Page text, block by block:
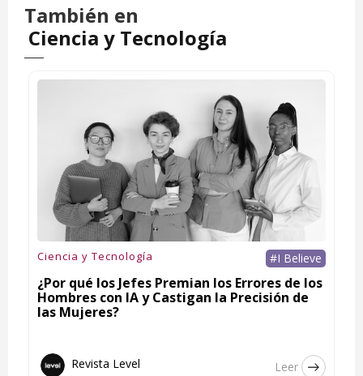
También en
Ciencia y Tecnología
Ciencia y Tecnología #I Believe
¿Por qué los Jefes Premian los Errores de los
Hombres con IA y Castigan la Precisión de
las Mujeres?
Revista Level Leer